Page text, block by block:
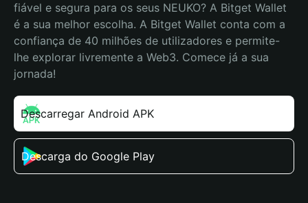
fiável e segura para os seus NEUKO? A Bitget Wallet
é a sua melhor escolha. A Bitget Wallet conta com a
confiança de 40 milhões de utilizadores e permite-
lhe explorar livremente a Web3. Comece já a sua
jornada!
Descarregar Android APK
Descarga do Google Play